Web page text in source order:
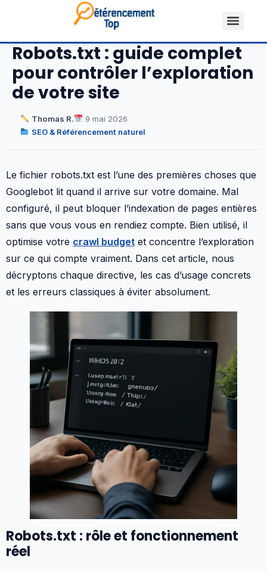
Robots.txt : guide complet
pour contrôler l’exploration
de votre site
Thomas R.
9 mai 2026
SEO & Référencement naturel
Le fichier robots.txt est l’une des premières choses que
Googlebot lit quand il arrive sur votre domaine. Mal
configuré, il peut bloquer l’indexation de pages entières
sans que vous vous en rendiez compte. Bien utilisé, il
optimise votre crawl budget et concentre l’exploration
sur ce qui compte vraiment. Dans cet article, nous
décryptons chaque directive, les cas d’usage concrets
et les erreurs classiques à éviter absolument.
Robots.txt : rôle et fonctionnement
réel